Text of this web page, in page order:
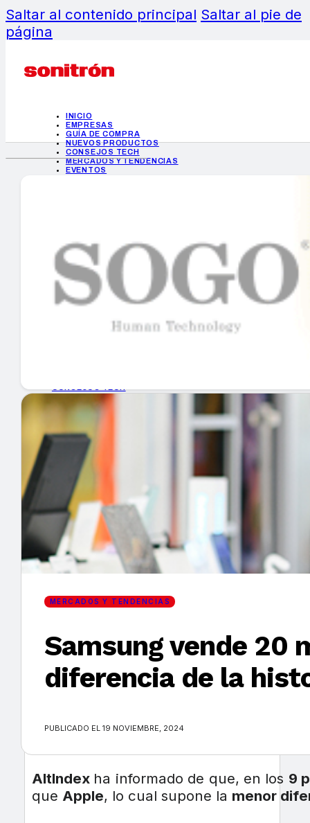
Saltar al contenido principal Saltar al pie de
página
INICIO
EMPRESAS
GUÍA DE COMPRA
NUEVOS PRODUCTOS
CONSEJOS TECH
MERCADOS Y TENDENCIAS
EVENTOS
INICIO
EMPRESAS
GUÍA DE COMPRA
EVENTOS
HEMEROTECA
Encuentra tu noticia
MERCADOS Y TENDENCIAS
Samsung vende 20
diferencia de la
PUBLICADO EL 19 NOVIEMBRE, 2024
AltIndex ha informado de que, en los 9
que Apple, lo cual supone la menor